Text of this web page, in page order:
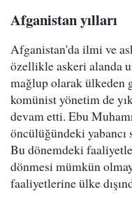
Afganistan yılları
Afganistan'da ilmi ve
özellikle askeri alanda
mağlup olarak ülkeden
komünist yönetim de
devam etti. Ebu
öncülüğündeki
Bu dönemdeki
dönmesi mümkün
faaliyetlerine ülke